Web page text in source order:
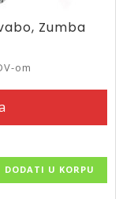
Zumba
om
DODATI U KORPU